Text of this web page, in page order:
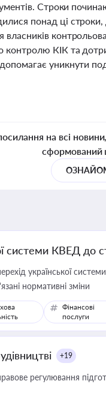
Строки
понад ці
контролю КІК та
уникнути
на всі
сформований
системи КВЕД до
української
нормативні зміни
Фінансові
послуги
+19
регулювання